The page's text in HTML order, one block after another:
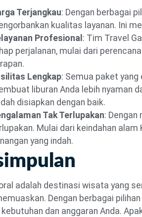
Terjangkau: Dengan berbagai
kualitas layanan. Ini
Profesional : Tim Travel
perjalanan, mulai dari
Lengkap: Semua paket
liburan Anda lebih nyaman
disiapkan dengan baik.
Tak Terlupakan:
Mulai dari keindahan
yang indah.
adalah destinasi wisata yang
Dengan berbagai
kebutuhan dan anggaran Anda.